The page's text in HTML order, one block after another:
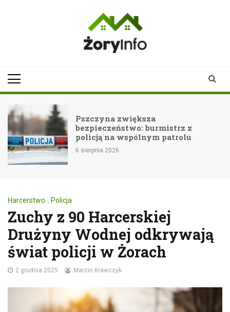
Pszczyna zwiększa
bezpieczeństwo: burmistrz z
policją na wspólnym patrolu
6 sierpnia 2026
Harcerstwo , Policja
Zuchy z 90 Harcerskiej
Drużyny Wodnej odkrywają
świat policji w Żorach
2 grudnia 2025 Marcin Krawczyk